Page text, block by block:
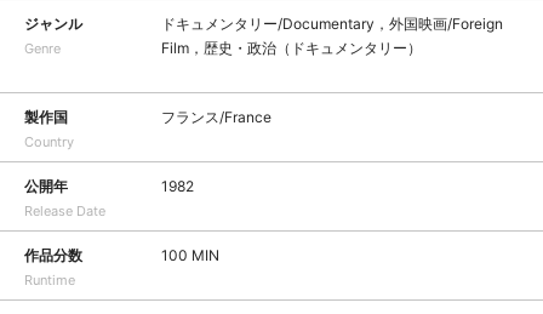
ジャンル
Genre
ドキュメンタリー/Documentary，外国映画/Foreign
Film，歴史・政治（ドキュメンタリー）
製作国
Country
フランス/France
公開年
Release Date
1982
作品分数
Runtime
100 MIN